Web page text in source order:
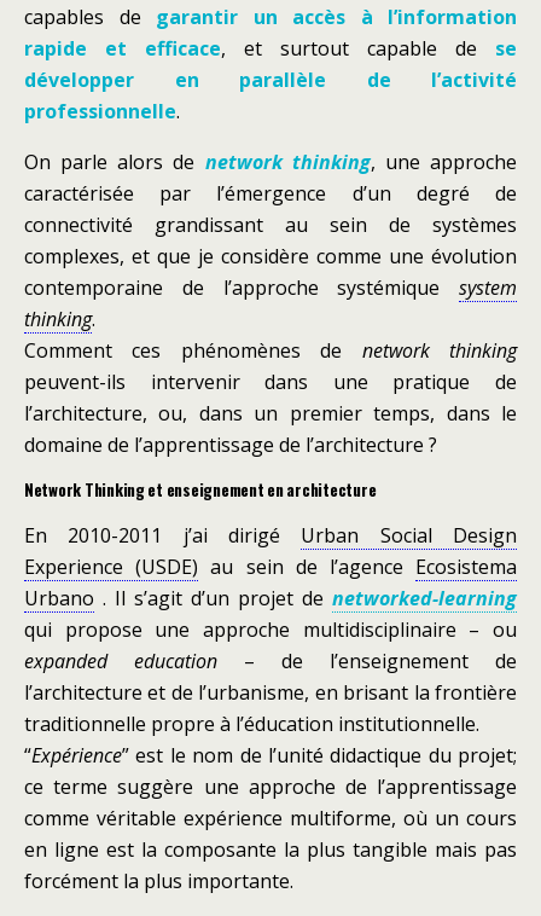
capables de garantir un accès à l’information
rapide et efficace, et surtout capable de se
développer en parallèle de l’activité
professionnelle.
On parle alors de network thinking, une approche
caractérisée par l’émergence d’un degré de
connectivité grandissant au sein de systèmes
complexes, et que je considère comme une évolution
contemporaine de l’approche systémique system
thinking.
Comment ces phénomènes de network thinking
peuvent-ils intervenir dans une pratique de
l’architecture, ou, dans un premier temps, dans le
domaine de l’apprentissage de l’architecture ?
Network Thinking et enseignement en architecture
En 2010-2011 j’ai dirigé Urban Social Design
Experience (USDE) au sein de l’agence Ecosistema
Urbano . Il s’agit d’un projet de networked-learning
qui propose une approche multidisciplinaire – ou
expanded education – de l’enseignement de
l’architecture et de l’urbanisme, en brisant la frontière
traditionnelle propre à l’éducation institutionnelle.
“Expérience” est le nom de l’unité didactique du projet;
ce terme suggère une approche de l’apprentissage
comme véritable expérience multiforme, où un cours
en ligne est la composante la plus tangible mais pas
forcément la plus importante.